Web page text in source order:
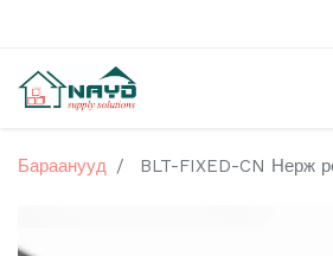
Бараанууд BLT-FIXED-CN Нерж